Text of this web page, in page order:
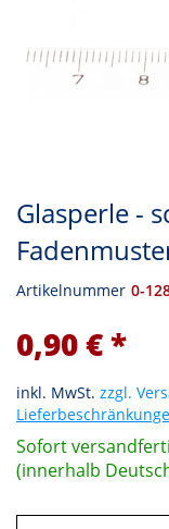
Glasperle -
Artikelnummer 0-
0,90 € *
inkl. MwSt. zzgl.
Sofort
(innerhalb